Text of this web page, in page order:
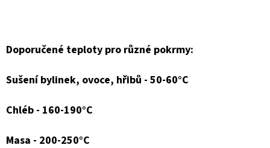
Doporučené teploty pro různé pokrmy:
Sušení bylinek, ovoce, hřibů - 50-60°C
Chléb - 160-190°C
Masa - 200-250°C